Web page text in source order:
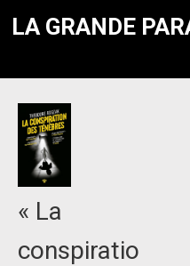
LA GRANDE
« La
conspiratio